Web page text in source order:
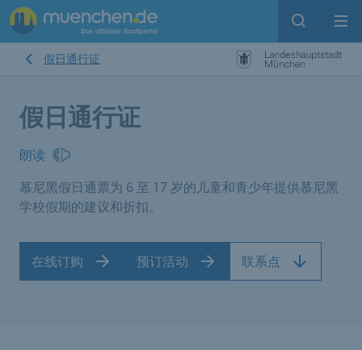
Open
假日通行证
假日通行证
朗读
慕尼黑假日通票为 6 至 17 岁的儿童和青少年提供慕尼黑
学校假期的建议和折扣。
在线订购 预订活动 联系点